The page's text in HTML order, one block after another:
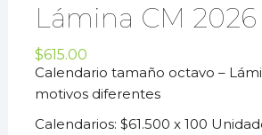
Lámina CM 2026
$615.00
Calendario tamaño octavo –
motivos diferentes
Calendarios: $61.500 x 100